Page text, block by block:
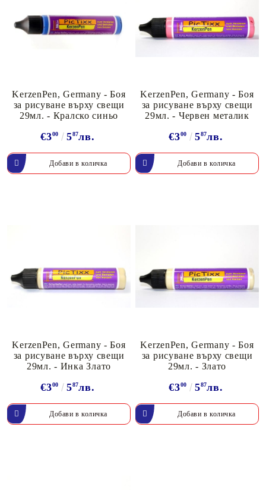
KerzenPen, Germany - Боя
за рисуване върху свещи
29мл. - Кралско синьо
€300 587лв.
KerzenPen, Germany - Боя
за рисуване върху свещи
29мл. - Червен металик
€300 587лв.
KerzenPen, Germany - Боя
за рисуване върху свещи
29мл. - Инка Злато
€300 587лв.
KerzenPen, Germany - Боя
за рисуване върху свещи
29мл. - Злато
€300 587лв.